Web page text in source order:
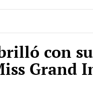
con
Grand